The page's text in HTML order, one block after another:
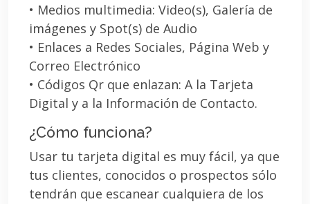
• Medios multimedia: Video(s), Galería de
imágenes y Spot(s) de Audio
• Enlaces a Redes Sociales, Página Web y
Correo Electrónico
• Códigos Qr que enlazan: A la Tarjeta
Digital y a la Información de Contacto.
¿Cómo funciona?
Usar tu tarjeta digital es muy fácil, ya que
tus clientes, conocidos o prospectos sólo
tendrán que escanear cualquiera de los